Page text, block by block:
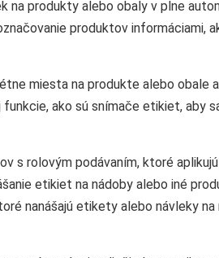
produkty alebo obaly v plne
produktov informáciami,
miesta na produkte alebo obale
ako sú snímače etikiet, aby
s rolovým podávaním, ktoré
etikiet na nádoby alebo iné
nanášajú etikety alebo návleky na